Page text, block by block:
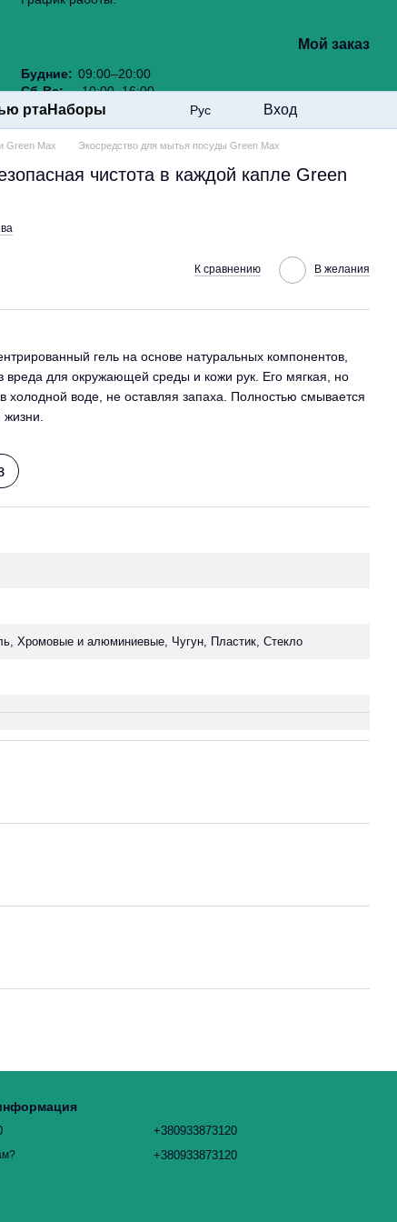
Будние: 09:00–20:00
Сб-Вс:
10:00–16:00
Мой заказ
ртаНаборы Рус Вход
Green Max Экосредство для мытья посуды Green Max
чистота в каждой капле Green
К сравнению В желания
гель на основе натуральных компонентов,
для окружающей среды и кожи рук. Его мягкая, но
воде, не оставляя запаха. Полностью смывается
Хромовые и алюминиевые, Чугун, Пластик, Стекло
+380933873120
+380933873120